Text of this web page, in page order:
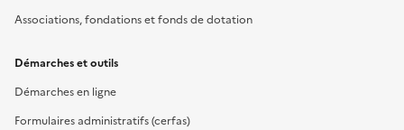
Associations, fondations et fonds de dotation
Démarches et outils
Démarches en ligne
Formulaires administratifs (cerfas)